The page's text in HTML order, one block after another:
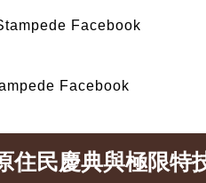
Facebook
Facebook
住民慶典與極限特